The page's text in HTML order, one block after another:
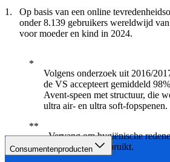
Op basis van een online
onder 8.139 gebruikers wereldwijd
voor moeder en kind in 2024.
Volgens onderzoek uit 2016/
de VS accepteert gemiddeld
Avent-speen met structuur, die
ultra air- en ultra soft-fopspenen.
Vervang om hygiënische
4 weken zijn gebruikt.
Consumentenproducten